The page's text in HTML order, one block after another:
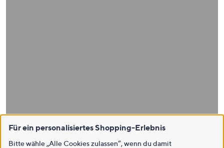
Für ein personalisiertes Shopping-Erlebnis
Bitte wähle „Alle Cookies zulassen“, wenn du damit